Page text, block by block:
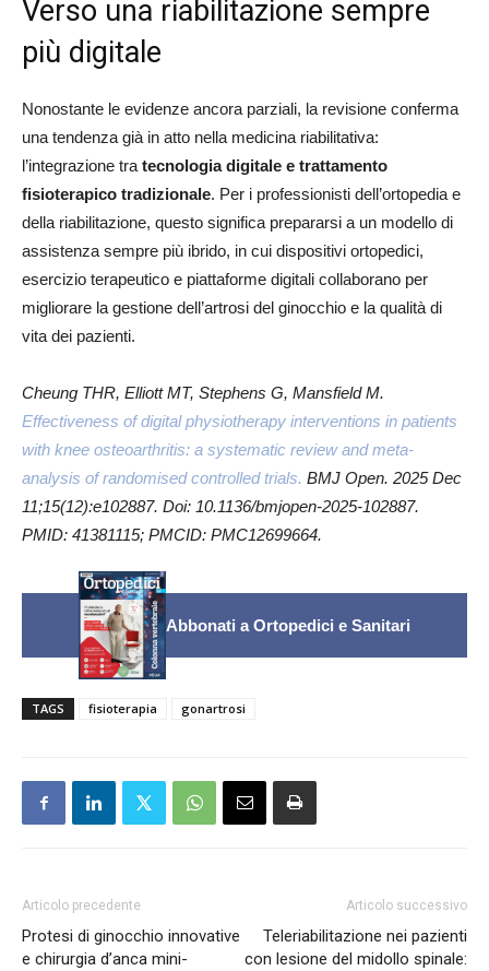
Verso una riabilitazione sempre
più digitale
Nonostante le evidenze ancora parziali, la revisione conferma
una tendenza già in atto nella medicina riabilitativa:
l’integrazione tra tecnologia digitale e trattamento
fisioterapico tradizionale. Per i professionisti dell’ortopedia e
della riabilitazione, questo significa prepararsi a un modello di
assistenza sempre più ibrido, in cui dispositivi ortopedici,
esercizio terapeutico e piattaforme digitali collaborano per
migliorare la gestione dell’artrosi del ginocchio e la qualità di
vita dei pazienti.
Cheung THR, Elliott MT, Stephens G, Mansfield M.
Effectiveness of digital physiotherapy interventions in patients
with knee osteoarthritis: a systematic review and meta-
analysis of randomised controlled trials. BMJ Open. 2025 Dec
11;15(12):e102887. Doi: 10.1136/bmjopen-2025-102887.
PMID: 41381115; PMCID: PMC12699664.
Abbonati a Ortopedici e Sanitari
TAGS fisioterapia gonartrosi
Articolo precedente
Protesi di ginocchio innovative
e chirurgia d’anca mini-
Articolo successivo
Teleriabilitazione nei pazienti
con lesione del midollo spinale: